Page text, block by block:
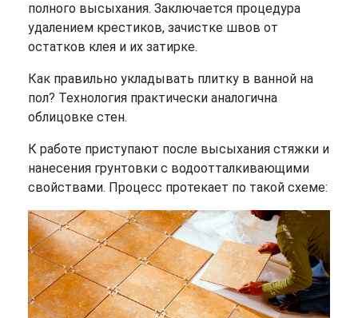
полного высыхания. Заключается процедура
удалением крестиков, зачистке швов от
остатков клея и их затирке.
Как правильно укладывать плитку в ванной на
пол? Технология практически аналогична
облицовке стен.
К работе приступают после высыхания стяжки и
нанесения грунтовки с водоотталкивающими
свойствами. Процесс протекает по такой схеме: